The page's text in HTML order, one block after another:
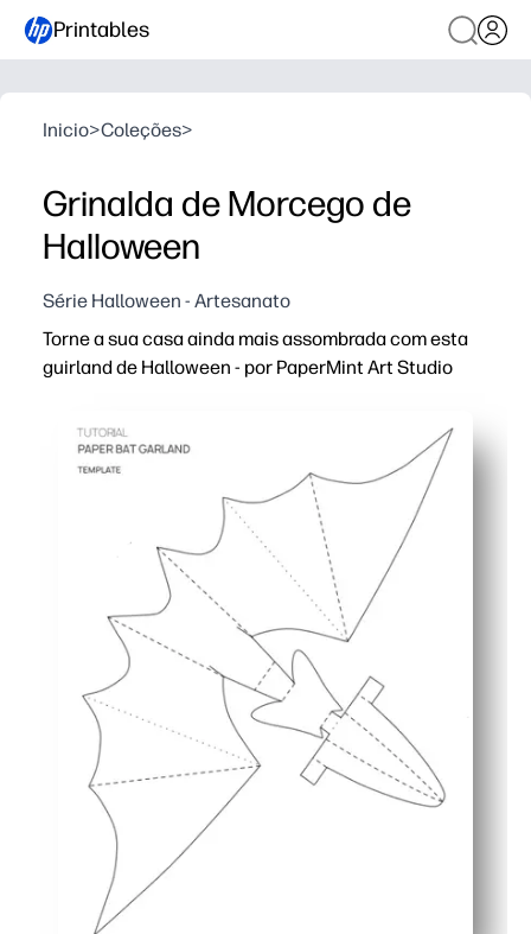
Printables
Inicio>Coleções>
Grinalda de Morcego de
Halloween
Série Halloween - Artesanato
Torne a sua casa ainda mais assombrada com esta
guirland de Halloween - por PaperMint Art Studio